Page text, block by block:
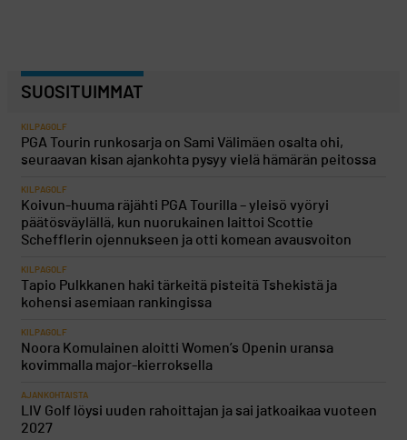
SUOSITUIMMAT
KILPAGOLF
PGA Tourin runkosarja on Sami Välimäen osalta ohi,
seuraavan kisan ajankohta pysyy vielä hämärän peitossa
KILPAGOLF
Koivun-huuma räjähti PGA Tourilla – yleisö vyöryi
päätösväylällä, kun nuorukainen laittoi Scottie
Schefflerin ojennukseen ja otti komean avausvoiton
KILPAGOLF
Tapio Pulkkanen haki tärkeitä pisteitä Tshekistä ja
kohensi asemiaan rankingissa
KILPAGOLF
Noora Komulainen aloitti Women’s Openin uransa
kovimmalla major-kierroksella
AJANKOHTAISTA
LIV Golf löysi uuden rahoittajan ja sai jatkoaikaa vuoteen
2027